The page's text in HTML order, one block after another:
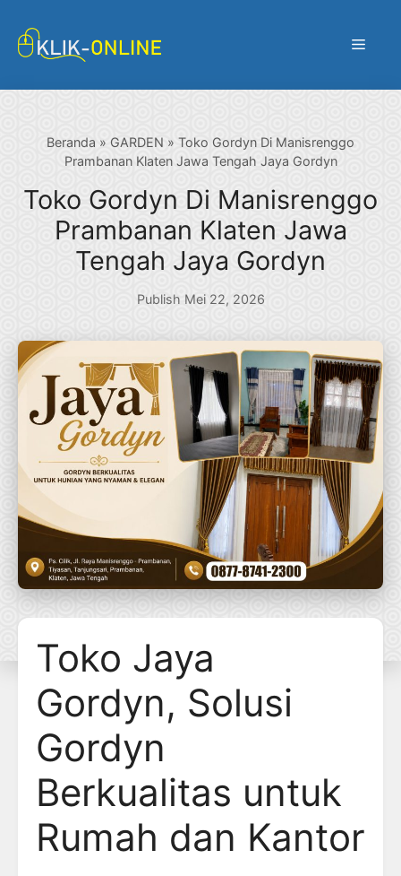
Menu
Beranda » GARDEN » Toko Gordyn Di Manisrenggo
Prambanan Klaten Jawa Tengah Jaya Gordyn
Toko Gordyn Di Manisrenggo
Prambanan Klaten Jawa
Tengah Jaya Gordyn
Publish Mei 22, 2026
Toko Jaya
Gordyn, Solusi
Gordyn
Berkualitas untuk
Rumah dan Kantor